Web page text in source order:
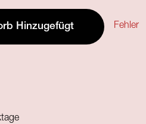
Hinzugefügt Fehler